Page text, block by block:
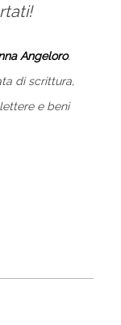
Angeloro.
di scrittura,
e beni